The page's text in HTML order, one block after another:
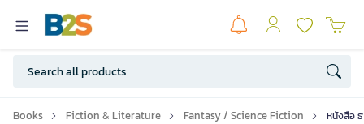
Books Fiction & Literature Fantasy / Science Fiction หนังสือ